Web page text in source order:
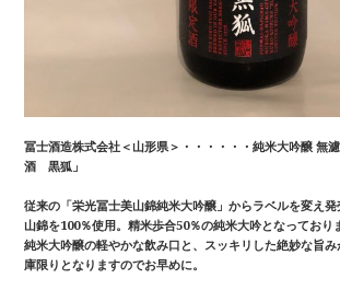
冨士酒造株式会社＜山形県＞・・・・・・純米大吟醸 無
酒 黒狐」
従来の「栄光冨士美山錦純米大吟醸」からラベルを変え
山錦を100％使用。精米歩合50％の純米大吟となっており
純米大吟醸の軽やかな飲み口と、スッキリした絶妙な旨
庫限りとなりますのでお早めに。